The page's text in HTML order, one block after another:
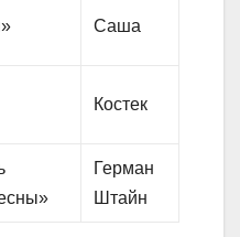
Саша
Костек
Герман
Штайн